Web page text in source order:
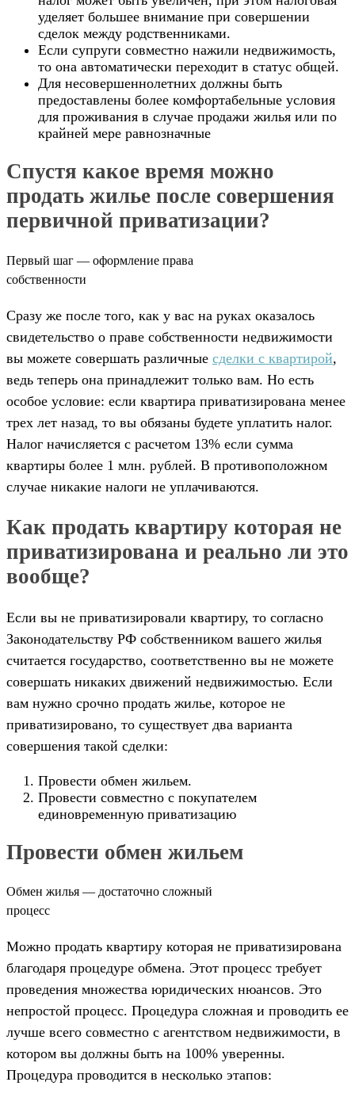
уделяет большее внимание при совершении
сделок между родственниками.
Если супруги совместно нажили недвижимость,
то она автоматически переходит в статус общей.
Для несовершеннолетних должны быть
предоставлены более комфортабельные условия
для проживания в случае продажи жилья или по
крайней мере равнозначные
Спустя какое время можно
продать жилье после совершения
первичной приватизации?
Первый шаг — оформление права
собственности
Сразу же после того, как у вас на руках оказалось
свидетельство о праве собственности недвижимости
вы можете совершать различные сделки с квартирой,
ведь теперь она принадлежит только вам. Но есть
особое условие: если квартира приватизирована менее
трех лет назад, то вы обязаны будете уплатить налог.
Налог начисляется с расчетом 13% если сумма
квартиры более 1 млн. рублей. В противоположном
случае никакие налоги не уплачиваются.
Как продать квартиру которая не
приватизирована и реально ли это
вообще?
Если вы не приватизировали квартиру, то согласно
Законодательству РФ собственником вашего жилья
считается государство, соответственно вы не можете
совершать никаких движений недвижимостью. Если
вам нужно срочно продать жилье, которое не
приватизировано, то существует два варианта
совершения такой сделки:
Провести обмен жильем.
Провести совместно с покупателем
единовременную приватизацию
Провести обмен жильем
Обмен жилья — достаточно сложный
процесс
Можно продать квартиру которая не приватизирована
благодаря процедуре обмена. Этот процесс требует
проведения множества юридических нюансов. Это
непростой процесс. Процедура сложная и проводить ее
лучше всего совместно с агентством недвижимости, в
котором вы должны быть на 100% уверенны.
Процедура проводится в несколько этапов: